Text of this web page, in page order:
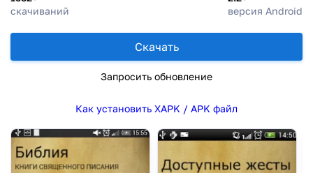
скачиваний
версия Android
Скачать
Запросить обновление
Как установить XAPK / APK файл